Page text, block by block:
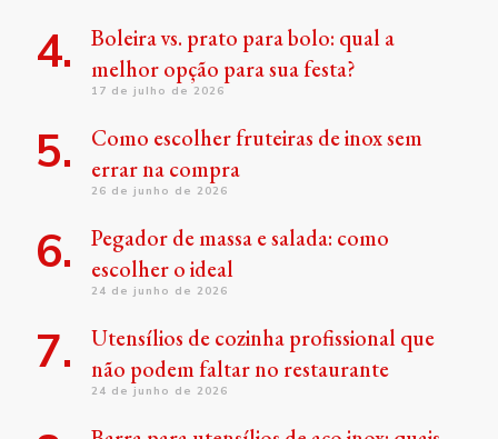
Boleira vs. prato para bolo: qual a
melhor opção para sua festa?
17 de julho de 2026
Como escolher fruteiras de inox sem
errar na compra
26 de junho de 2026
Pegador de massa e salada: como
escolher o ideal
24 de junho de 2026
Utensílios de cozinha profissional que
não podem faltar no restaurante
24 de junho de 2026